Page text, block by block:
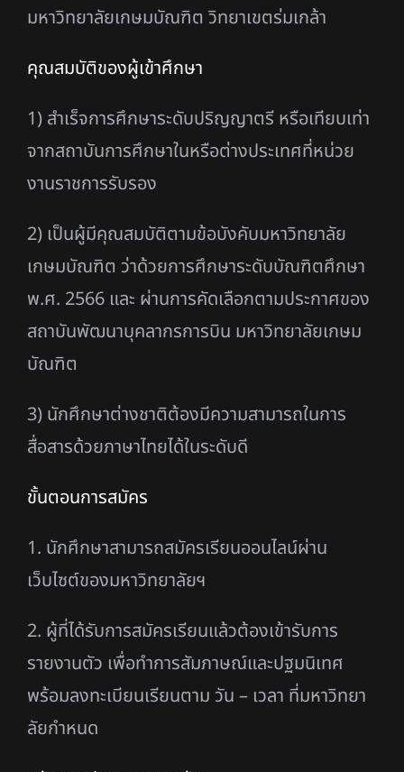
มหาวิทยาลัยเกษมบัณฑิต วิทยาเขตร่มเกล้า
คุณสมบัติของผู้เข้าศึกษา
1) สําเร็จการศึกษาระดับปริญญาตรี หรือเทียบเท่า
จากสถาบันการศึกษาในหรือต่างประเทศที่หน่วย
งานราชการรับรอง
2) เป็นผู้มีคุณสมบัติตามข้อบังคับมหาวิทยาลัย
เกษมบัณฑิต ว่าด้วยการศึกษาระดับบัณฑิตศึกษา
พ.ศ. 2566 และ ผ่านการคัดเลือกตามประกาศของ
สถาบันพัฒนาบุคลากรการบิน มหาวิทยาลัยเกษม
บัณฑิต
3) นักศึกษาต่างชาติต้องมีความสามารถในการ
สื่อสารด้วยภาษาไทยได้ในระดับดี
ขั้นตอนการสมัคร
1. นักศึกษาสามารถสมัครเรียนออนไลน์ผ่าน
เว็บไซต์ของมหาวิทยาลัยฯ
2. ผู้ที่ได้รับการสมัครเรียนแล้วต้องเข้ารับการ
รายงานตัว เพื่อทําการสัมภาษณ์และปฐมนิเทศ
พร้อมลงทะเบียนเรียนตาม วัน – เวลา ที่มหาวิทยา
ลัยกําหนด